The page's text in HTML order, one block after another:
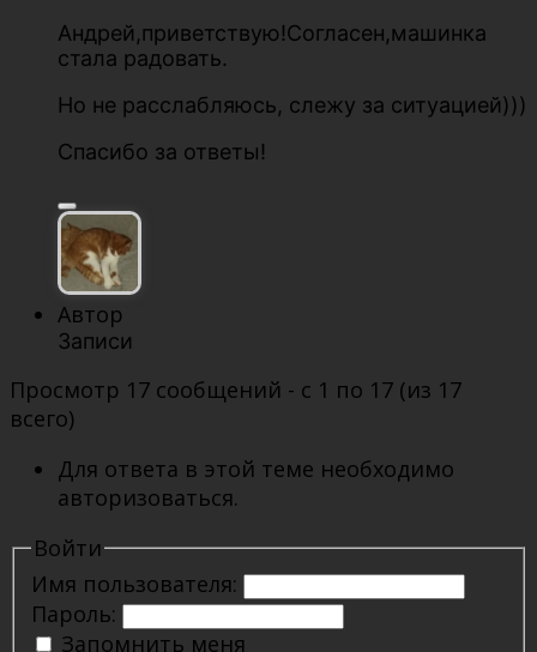
Андрей,приветствую!Согласен,машинка
стала радовать.
Но не расслабляюсь, слежу за ситуацией)))
Спасибо за ответы!
Автор
Записи
Просмотр 17 сообщений - с 1 по 17 (из 17
всего)
Для ответа в этой теме необходимо
авторизоваться.
Войти
Имя пользователя:
Пароль:
Запомнить меня